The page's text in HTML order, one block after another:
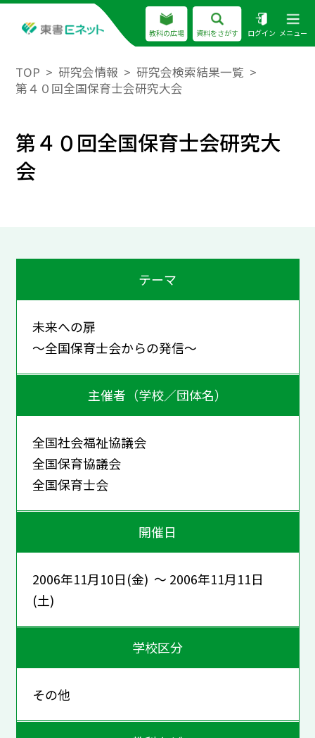
教科の広場 資料をさがす ログイン メニュー
TOP 研究会情報
研究会検索結果一覧
第４０回全国保育士会研究大会
第４０回全国保育士会研究大
会
テーマ
未来への扉
～全国保育士会からの発信～
主催者（学校／団体名）
全国社会福祉協議会
全国保育協議会
全国保育士会
開催日
2006年11月10日(金) ～ 2006年11月11日
(土)
学校区分
その他